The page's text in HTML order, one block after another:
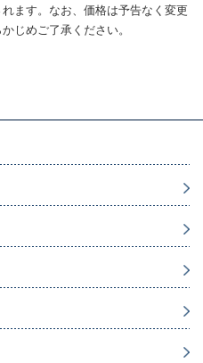
ます。なお、価格は予告なく変更
じめご了承ください。